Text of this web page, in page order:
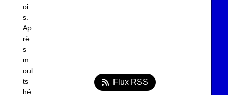
oi
s.
Ap
rè
s
m
oul
ts
hé
Flux RSS